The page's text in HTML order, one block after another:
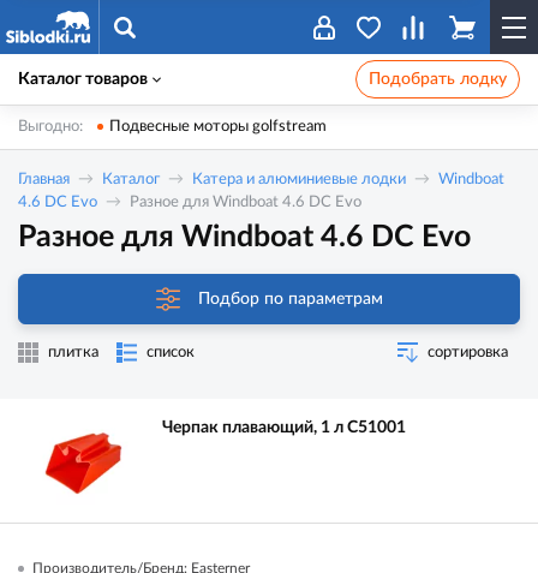
Каталог товаров Подобрать лодку
Выгодно: Подвесные моторы golfstream
Главная Каталог Катера и алюминиевые лодки
Windboat
4.6 DC Evo
Разное для Windboat 4.6 DC Evo
Разное для Windboat 4.6 DC Evo
Подбор по параметрам
плитка список сортировка
Черпак плавающий, 1 л C51001
Производитель/Бренд: Easterner